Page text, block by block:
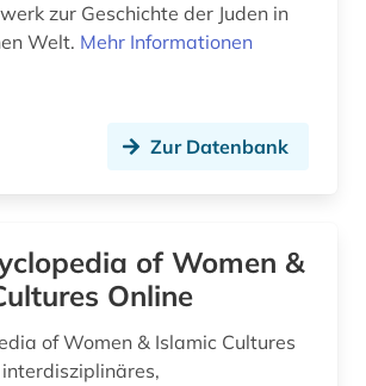
zur Geschichte der Juden in
Welt. Mehr Informationen
Zur Datenbank
of Women &
Online
of Women & Islamic Cultures